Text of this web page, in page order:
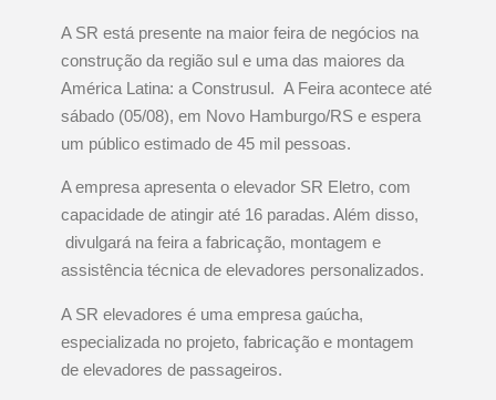
A SR está presente na maior feira de negócios na
construção da região sul e uma das maiores da
América Latina: a Construsul. A Feira acontece até
sábado (05/08), em Novo Hamburgo/RS e espera
um público estimado de 45 mil pessoas.
A empresa apresenta o elevador SR Eletro, com
capacidade de atingir até 16 paradas. Além disso,
divulgará na feira a fabricação, montagem e
assistência técnica de elevadores personalizados.
A SR elevadores é uma empresa gaúcha,
especializada no projeto, fabricação e montagem
de elevadores de passageiros.